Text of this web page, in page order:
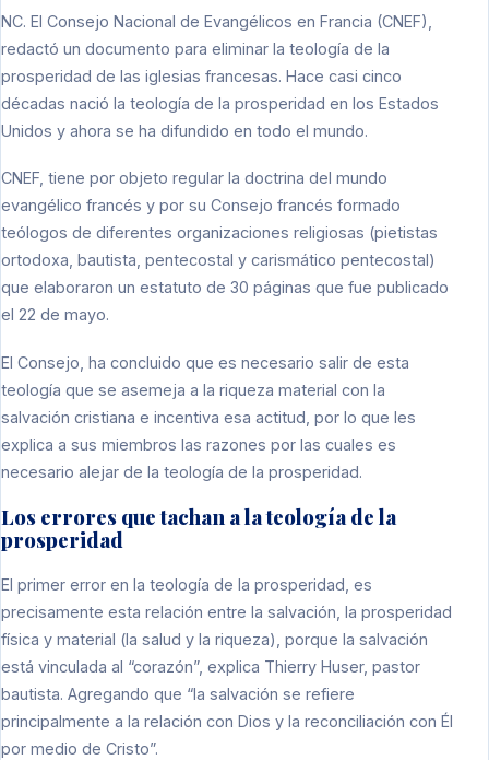
NC. El Consejo Nacional de Evangélicos en Francia (CNEF),
redactó un documento para eliminar la teología de la
prosperidad de las iglesias francesas. Hace casi cinco
décadas nació la teología de la prosperidad en los Estados
Unidos y ahora se ha difundido en todo el mundo.
CNEF, tiene por objeto regular la doctrina del mundo
evangélico francés y por su Consejo francés formado
teólogos de diferentes organizaciones religiosas (pietistas
ortodoxa, bautista, pentecostal y carismático pentecostal)
que elaboraron un estatuto de 30 páginas que fue publicado
el 22 de mayo.
El Consejo, ha concluido que es necesario salir de esta
teología que se asemeja a la riqueza material con la
salvación cristiana e incentiva esa actitud, por lo que les
explica a sus miembros las razones por las cuales es
necesario alejar de la teología de la prosperidad.
Los errores que tachan a la teología de la
prosperidad
El primer error en la teología de la prosperidad, es
precisamente esta relación entre la salvación, la prosperidad
física y material (la salud y la riqueza), porque la salvación
está vinculada al “corazón”, explica Thierry Huser, pastor
bautista. Agregando que “la salvación se refiere
principalmente a la relación con Dios y la reconciliación con Él
por medio de Cristo”.